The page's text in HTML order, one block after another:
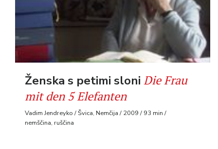
Ženska s petimi sloni Die Frau
mit den 5 Elefanten
Vadim Jendreyko / Švica, Nemčija / 2009 / 93 min /
nemščina, ruščina